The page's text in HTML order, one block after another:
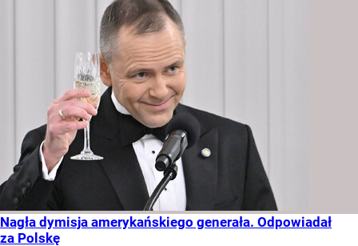
Nagła dymisja amerykańskiego generała. Odpowiadał
za Polskę